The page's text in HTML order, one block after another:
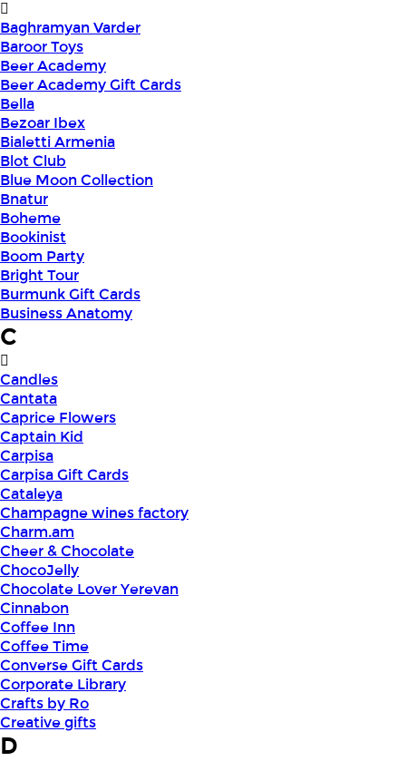
Baghramyan Varder
Baroor Toys
Beer Academy
Beer Academy Gift Cards
Bella
Bezoar Ibex
Bialetti Armenia
Blot Club
Blue Moon Collection
Bnatur
Boheme
Bookinist
Boom Party
Bright Tour
Burmunk Gift Cards
Business Anatomy
C
Candles
Cantata
Caprice Flowers
Captain Kid
Carpisa
Carpisa Gift Cards
Cataleya
Champagne wines factory
Charm.am
Cheer & Chocolate
ChocoJelly
Chocolate Lover Yerevan
Cinnabon
Coffee Inn
Coffee Time
Converse Gift Cards
Corporate Library
Crafts by Ro
Creative gifts
D